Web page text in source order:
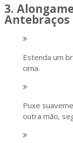
3.
Antebraços
Estenda um
cima.
Puxe
outra mão,